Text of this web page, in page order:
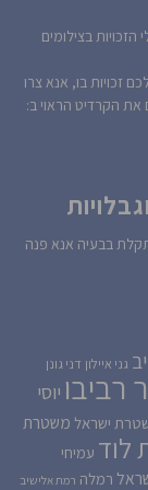
בצילומים
זכויות בו, אנא צרו
את הקרדיט הראוי ב:
בבעיה אנא פנה
גני איילון דני גונן
רביבו יוסי
ישראל משטרת
לוד עמיחי
רמלה רמת אלישיב